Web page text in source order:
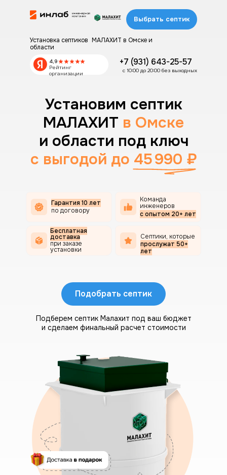
Установка септиков МАЛАХИТ в Омске и
области
Рейтинг
организации
4,9 +7 (931) 643-25-57
с 10:00 до 20:00 без выходных
по договору
Гарантия 10 лет
с опытом 20+ лет
Команда
инженеров
прослужат 50+
лет
Септики, которые
при заказе
установки
Бесплатная
доставка
Выбрать септик
Установим септик
МАЛАХИТ в Омске
и области под ключ
c выгодой до 45 990 ₽
Подберем септик Малахит под ваш бюджет
и сделаем финальный расчет стоимости
Подобрать септик